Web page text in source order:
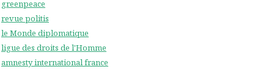
greenpeace
revue politis
le Monde diplomatique
ligue des droits de l'Homme
amnesty international france